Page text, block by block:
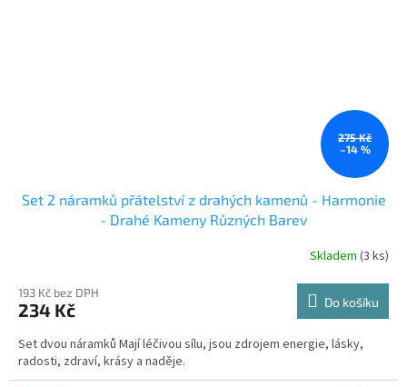
275 Kč
–14 %
Set 2 náramků přátelství z drahých kamenů - Harmonie
- Drahé Kameny Různých Barev
Skladem (3 ks)
193 Kč bez DPH
234 Kč Do košíku
Set dvou náramků Mají léčivou sílu, jsou zdrojem energie, lásky,
radosti, zdraví, krásy a naděje.